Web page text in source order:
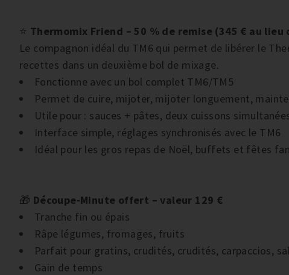
⭐ Thermomix Friend – 50 % de remise (345 € au lieu
Le compagnon idéal du TM6 qui permet de libérer le
recettes dans un deuxième bol de mixage.
Fonctionne avec un bol complet TM6/TM5
Permet de cuire, mijoter, mijoter longuement,
Utile pour : sauces + pâtes, deux cuissons
Interface simple, réglages synchronisés avec le TM6
Idéal pour les gros repas de Noël, buffets et fêtes
🎁 Découpe-Minute offert – valeur 129 €
Tranche fin ou épais
Râpe légumes, fromages, fruits
Parfait pour gratins, crudités, crudités, carpaccios,
Gain de temps